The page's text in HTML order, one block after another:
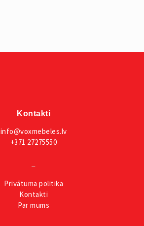
Kontakti
info@voxmebeles.lv
+371 27275550
Privātuma politika
Kontakti
Par mums